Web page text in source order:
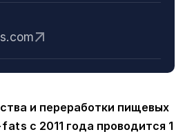
и переработки пищевых
с 2011 года проводится 1